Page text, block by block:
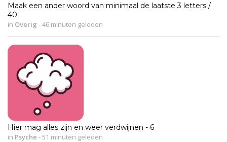
Maak een ander woord van minimaal de laatste 3 letters /
40
in Overig -46 minuten geleden
Hier mag alles zijn en weer verdwijnen - 6
in Psyche -51 minuten geleden